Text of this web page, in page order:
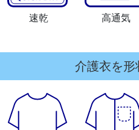
速乾 高通気
介護衣を形